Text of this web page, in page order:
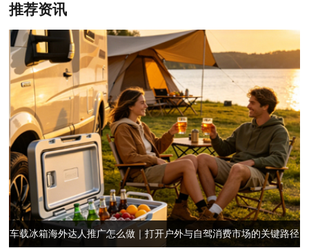
推荐资讯
车载冰箱海外达人推广怎么做｜打开户外与自驾消费市场的关键路径